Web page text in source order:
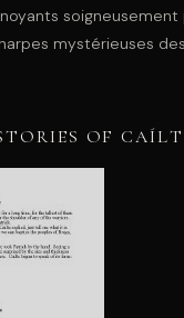
soigneusement
mystérieuses des
OF